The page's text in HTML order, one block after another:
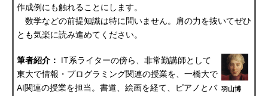
作成例にも触れることにします。
数学などの前提知識は特に問いません。肩の力を抜いてぜひ
とも気楽に読み進めてください。
羽山博
筆者紹介：
IT系ライターの傍ら、非常勤講師として
東大で情報・プログラミング関連の授業を、一橋大で
AI関連の授業を担当。書道、絵画を経て、ピアノとバ